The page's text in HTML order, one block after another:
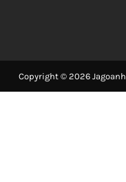
Copyright © 2026